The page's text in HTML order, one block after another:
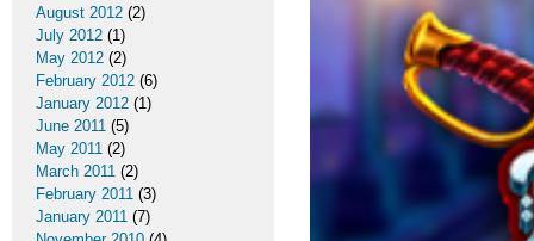
August 2012 (2)
July 2012 (1)
May 2012 (2)
February 2012 (6)
January 2012 (1)
June 2011 (5)
May 2011 (2)
March 2011 (2)
February 2011 (3)
January 2011 (7)